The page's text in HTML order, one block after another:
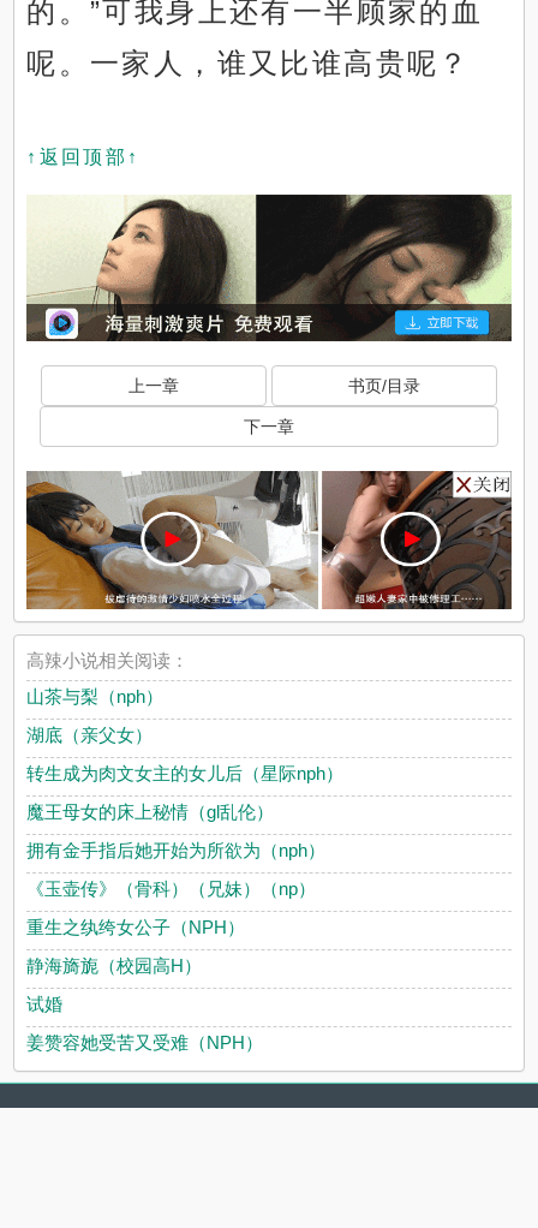
的。”可我身上还有一半顾家的血
呢。一家人，谁又比谁高贵呢？
↑返回顶部↑
上一章 书页/目录
下一章
高辣小说相关阅读：
山茶与梨（nph）
湖底（亲父女）
转生成为肉文女主的女儿后（星际nph）
魔王母女的床上秘情（gl乱伦）
拥有金手指后她开始为所欲为（nph）
《玉壶传》（骨科）（兄妹）（np）
重生之纨绔女公子（NPH）
静海旖旎（校园高H）
试婚
姜赞容她受苦又受难（NPH）